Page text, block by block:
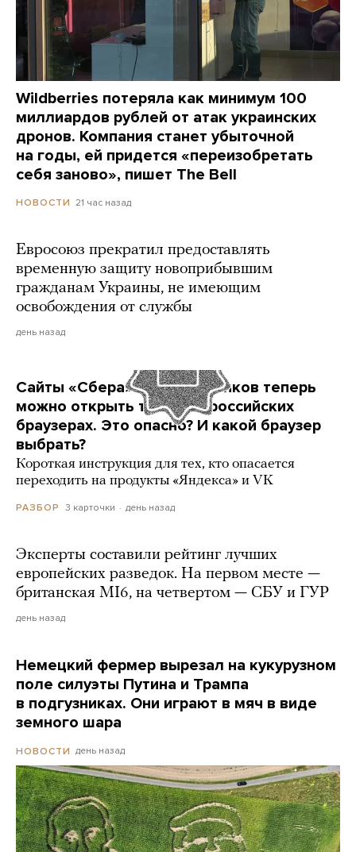
Wildberries потеряла как минимум 100
миллиардов рублей от атак украинских
дронов. Компания станет убыточной
на годы, ей придется «переизобретать
себя заново», пишет The Bell
НОВОСТИ 21 час назад
Евросоюз прекратил предоставлять
временную защиту новоприбывшим
гражданам Украины, не имеющим
освобождения от службы
день назад
Сайты «Сбера» и других банков теперь
можно открыть только в российских
браузерах. Это опасно? И какой браузер
выбрать?
Короткая инструкция для тех, кто опасается
переходить на продукты «Яндекса» и VK
РАЗБОР 3 карточки день назад
Эксперты составили рейтинг лучших
европейских разведок. На первом месте —
британская MI6, на четвертом — СБУ и ГУР
день назад
Немецкий фермер вырезал на кукурузном
поле силуэты Путина и Трампа
в подгузниках. Они играют в мяч в виде
земного шара
НОВОСТИ день назад